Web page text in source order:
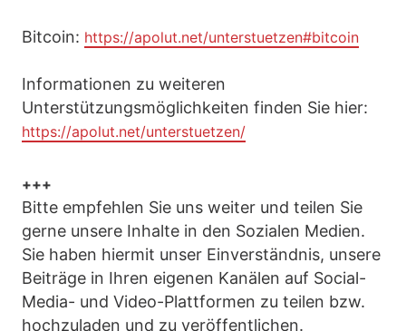
Bitcoin: https://apolut.net/unterstuetzen#bitcoin
Informationen zu weiteren
Unterstützungsmöglichkeiten finden Sie hier:
https://apolut.net/unterstuetzen/
+++
Bitte empfehlen Sie uns weiter und teilen Sie
gerne unsere Inhalte in den Sozialen Medien.
Sie haben hiermit unser Einverständnis, unsere
Beiträge in Ihren eigenen Kanälen auf Social-
Media- und Video-Plattformen zu teilen bzw.
hochzuladen und zu veröffentlichen.